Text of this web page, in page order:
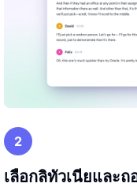
2
เลือกลิทัวเนียและถ